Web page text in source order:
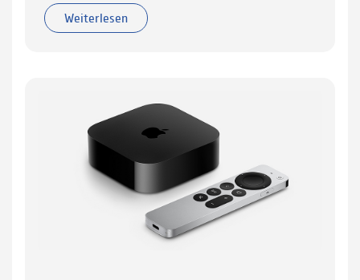
Weiterlesen